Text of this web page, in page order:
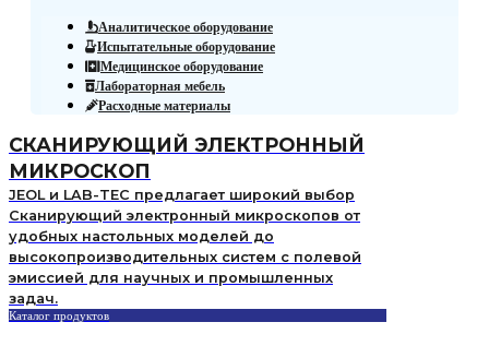
Аналитическое оборудование
Испытательные оборудование
Медицинское оборудование
Лабораторная мебель
Расходные материалы
СКАНИРУЮЩИЙ ЭЛЕКТРОННЫЙ
МИКРОСКОП
JEOL и LAB-TEC предлагает широкий выбор
Сканирующий электронный микроскопов от
удобных настольных моделей до
высокопроизводительных систем с полевой
эмиссией для научных и промышленных
задач.
Каталог продуктов